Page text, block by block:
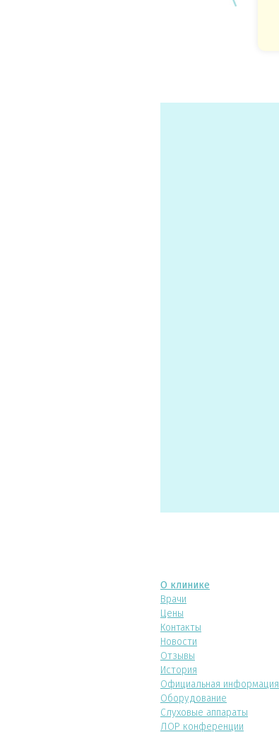
О клинике
Врачи
Цены
Контакты
Новости
Отзывы
История
Официальная информация
Оборудование
Слуховые аппараты
ЛОР конференции